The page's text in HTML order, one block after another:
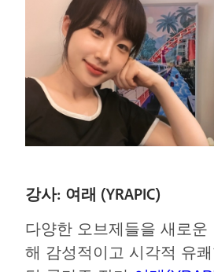
강사: 여래 (YRAPIC)
다양한 오브제들을 새로운
해 감성적이고 시각적 유